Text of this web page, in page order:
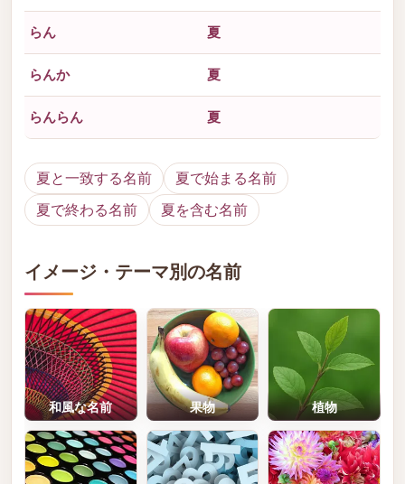
らん 夏
らんか 夏
らんらん 夏
夏と一致する名前
夏で始まる名前
夏で終わる名前
夏を含む名前
イメージ・テーマ別の名前
和風な名前 果物 植物